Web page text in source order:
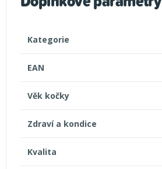
Kategorie
EAN
Věk kočky
Zdraví a kondice
Kvalita